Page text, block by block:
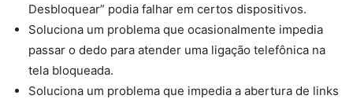
Desbloquear” podia falhar em certos dispositivos.
Soluciona um problema que ocasionalmente impedia
passar o dedo para atender uma ligação telefônica na
tela bloqueada.
Soluciona um problema que impedia a abertura de links